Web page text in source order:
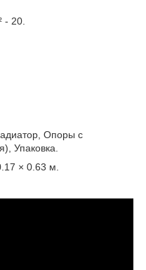
- 20.
Опоры с
Упаковка.
× 0.63 м.